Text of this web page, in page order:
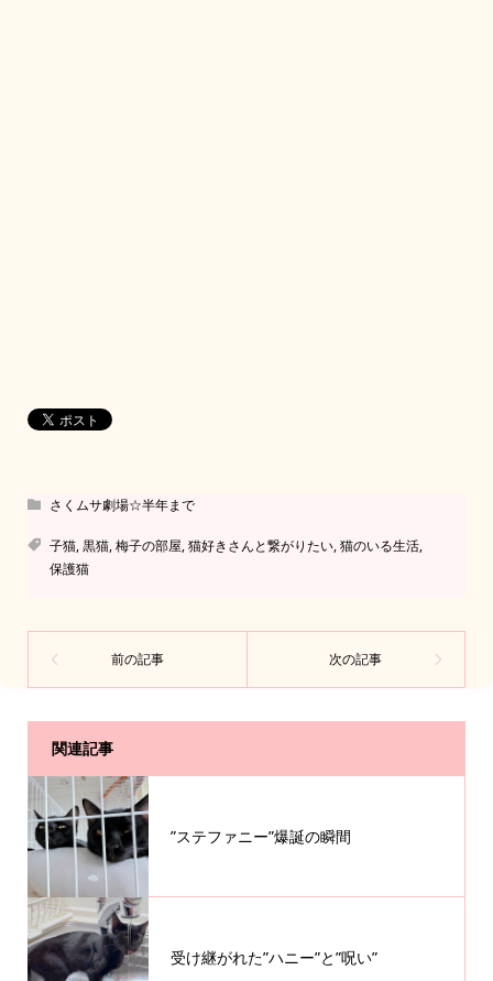
さくムサ劇場☆半年まで
子猫,黒猫,梅子の部屋,猫好きさんと繋がりたい,猫のいる生活,
保護猫
関連記事
”ステファニー”爆誕の瞬間
受け継がれた”ハニー”と”呪い”